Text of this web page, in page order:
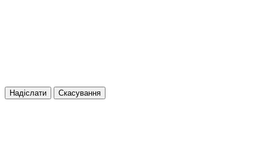
Надіслати Скасування